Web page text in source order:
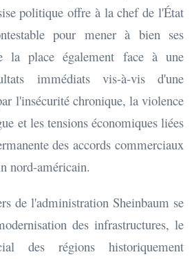
politique offre à la chef de l'État
pour mener à bien ses
la place également face à une
immédiats vis-à-vis d'une
l'insécurité chronique, la violence
et les tensions économiques liées
des accords commerciaux
nord-américain.
de l'administration Sheinbaum se
des infrastructures, le
des régions historiquement